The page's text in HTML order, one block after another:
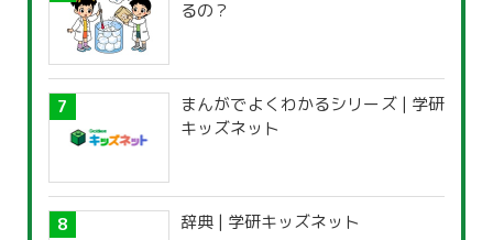
るの？
まんがでよくわかるシリーズ | 学研
キッズネット
辞典 | 学研キッズネット